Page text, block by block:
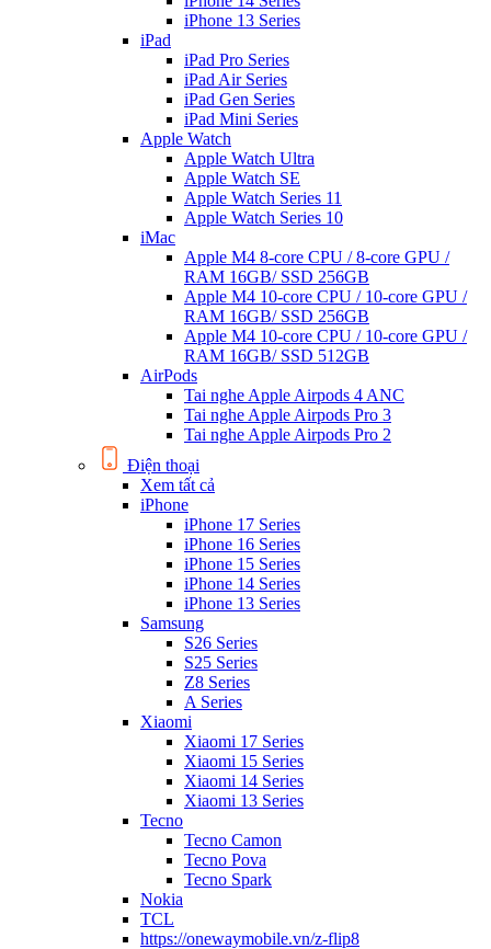
iPhone 13 Series
iPad
iPad Pro Series
iPad Air Series
iPad Gen Series
iPad Mini Series
Apple Watch
Apple Watch Ultra
Apple Watch SE
Apple Watch Series 11
Apple Watch Series 10
iMac
Apple M4 8-core CPU / 8-core GPU /
RAM 16GB/ SSD 256GB
Apple M4 10-core CPU / 10-core GPU /
RAM 16GB/ SSD 256GB
Apple M4 10-core CPU / 10-core GPU /
RAM 16GB/ SSD 512GB
AirPods
Tai nghe Apple Airpods 4 ANC
Tai nghe Apple Airpods Pro 3
Tai nghe Apple Airpods Pro 2
Điện thoại
Xem tất cả
iPhone
iPhone 17 Series
iPhone 16 Series
iPhone 15 Series
iPhone 14 Series
iPhone 13 Series
Samsung
S26 Series
S25 Series
Z8 Series
A Series
Xiaomi
Xiaomi 17 Series
Xiaomi 15 Series
Xiaomi 14 Series
Xiaomi 13 Series
Tecno
Tecno Camon
Tecno Pova
Tecno Spark
Nokia
TCL
https://onewaymobile.vn/z-flip8